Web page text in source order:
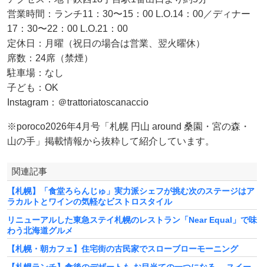
営業時間：ランチ11：30〜15：00 L.O.14：00／ディナー
17：30〜22：00 L.O.21：00
定休日：月曜（祝日の場合は営業、翌火曜休）
席数：24席（禁煙）
駐車場：なし
子ども：OK
Instagram：＠trattoriatoscanaccio
※poroco2026年4月号「札幌 円山 around 桑園・宮の森・
山の手」掲載情報から抜粋して紹介しています。
関連記事
【札幌】「食堂ろらんじゅ」実力派シェフが挑む次のステージはア
ラカルトとワインの気軽なビストロスタイル
リニューアルした東急ステイ札幌のレストラン「Near Equal」で味
わう北海道グルメ
【札幌・朝カフェ】住宅街の古民家でスローブローモーニング